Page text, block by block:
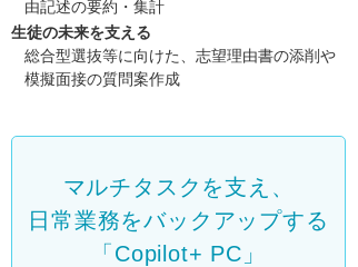
由記述の要約・集計
生徒の未来を支える
総合型選抜等に向けた、志望理由書の添削や
模擬面接の質問案作成
マルチタスクを支え、
日常業務をバックアップする
「Copilot+ PC」